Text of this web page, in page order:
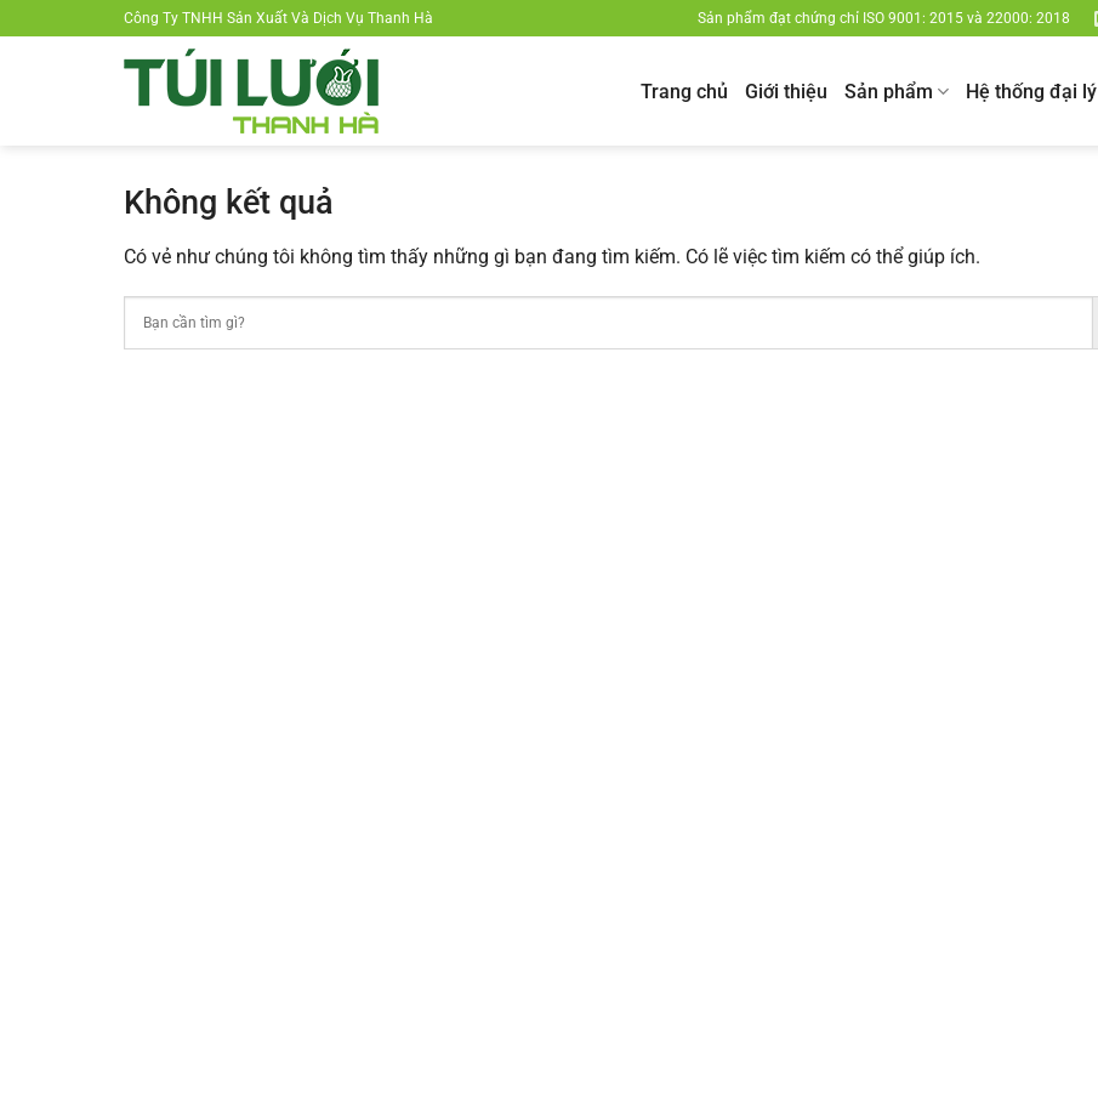
đến
Công Ty TNHH Sản Xuất Và Dịch Vụ Thanh Hà Sản phẩm đạt chứng chỉ ISO 9001: 2015 và 22000: 2018
Trang chủ Giới thiệu Sản phẩm Hệ thống đại lý
Không kết quả
Có vẻ như chúng tôi không tìm thấy những gì bạn đang tìm kiếm. Có lẽ việc tìm kiếm có thể giúp ích.